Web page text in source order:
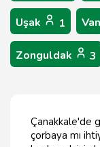
Uşak 1 Van
Zonguldak 3
Çanakkale'de
çorbaya mı